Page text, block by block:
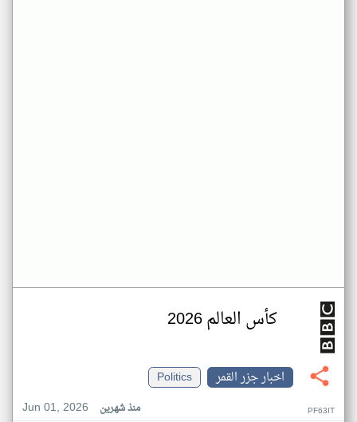
كأس العالم 2026
اخبار جزر القمر
Politics
Jun 01, 2026
منذ شهرين PF63IT